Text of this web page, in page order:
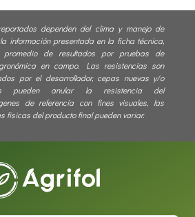
dependen del clima y manejo de
información presentada en la ficha técnica,
promedio de resultados por pruebas de
en campo. Las resistencias son
por el desarrollador, cepas nuevas y/o
pueden anular la resistencia del
de referencia con fines visuales, las
físicas del producto final pueden variar.